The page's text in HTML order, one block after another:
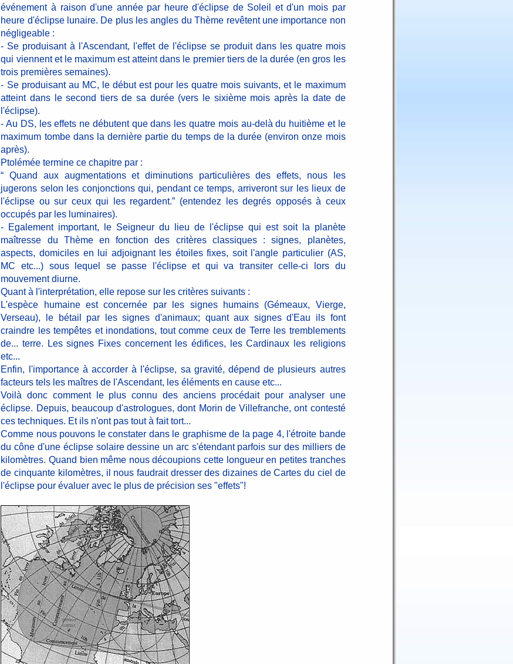
événement à raison d'une année par heure d'éclipse de Soleil et d'un mois par
heure d'éclipse lunaire. De plus les angles du Thème revêtent une importance non
négligeable :
- Se produisant à l'Ascendant, l'effet de l'éclipse se produit dans les quatre mois
qui viennent et le maximum est atteint dans le premier tiers de la durée (en gros les
trois premières semaines).
- Se produisant au MC, le début est pour les quatre mois suivants, et le maximum
atteint dans le second tiers de sa durée (vers le sixième mois après la date de
l'éclipse).
- Au DS, les effets ne débutent que dans les quatre mois au-delà du huitième et le
maximum tombe dans la dernière partie du temps de la durée (environ onze mois
après).
Ptolémée termine ce chapitre par :
“ Quand aux augmentations et diminutions particulières des effets, nous les
jugerons selon les conjonctions qui, pendant ce temps, arriveront sur les lieux de
l'éclipse ou sur ceux qui les regardent.” (entendez les degrés opposés à ceux
occupés par les luminaires).
- Egalement important, le Seigneur du lieu de l'éclipse qui est soit la planète
maîtresse du Thème en fonction des critères classiques : signes, planètes,
aspects, domiciles en lui adjoignant les étoiles fixes, soit l'angle particulier (AS,
MC etc...) sous lequel se passe l'éclipse et qui va transiter celle-ci lors du
mouvement diurne.
Quant à l'interprétation, elle repose sur les critères suivants :
L'espèce humaine est concernée par les signes humains (Gémeaux, Vierge,
Verseau), le bétail par les signes d'animaux; quant aux signes d'Eau ils font
craindre les tempêtes et inondations, tout comme ceux de Terre les tremblements
de... terre. Les signes Fixes concernent les édifices, les Cardinaux les religions
etc...
Enfin, l'importance à accorder à l'éclipse, sa gravité, dépend de plusieurs autres
facteurs tels les maîtres de l'Ascendant, les éléments en cause etc...
Voilà donc comment le plus connu des anciens procédait pour analyser une
éclipse. Depuis, beaucoup d'astrologues, dont Morin de Villefranche, ont contesté
ces techniques. Et ils n'ont pas tout à fait tort...
Comme nous pouvons le constater dans le graphisme de la page 4, l'étroite bande
du cône d'une éclipse solaire dessine un arc s'étendant parfois sur des milliers de
kilomètres. Quand bien même nous découpions cette longueur en petites tranches
de cinquante kilomètres, il nous faudrait dresser des dizaines de Cartes du ciel de
l'éclipse pour évaluer avec le plus de précision ses "effets"!